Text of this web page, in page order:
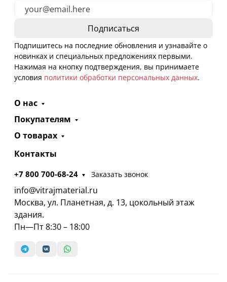
Подпишитесь на последние обновления и узнавайте о
новинках и специальных предложениях первыми.
Нажимая на кнопку подтверждения, вы принимаете
условия политики обработки персональных данных.
О нас
Покупателям
О товарах
Контакты
+7 800 700-68-24 Заказать звонок
info@vitrajmaterial.ru
Москва, ул. Планетная, д. 13, цокольный этаж
здания.
Пн—Пт 8:30 – 18:00